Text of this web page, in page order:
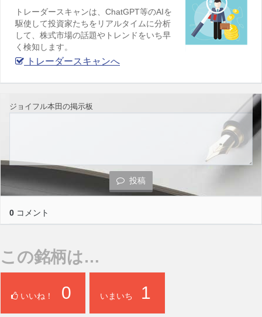
トレーダースキャンは、ChatGPT等のAIを
駆使して投資家たちをリアルタイムに分析
して、株式市場の話題やトレンドをいち早
く検知します。
トレーダースキャンへ
ジョイフル本田の掲示板
投稿
0 コメント
この銘柄は…
いいね！ 0 いまいち 1